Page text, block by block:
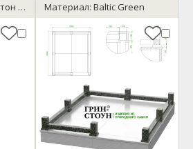
Материал: Полимербетон / темный гранит Материал: Baltic Green